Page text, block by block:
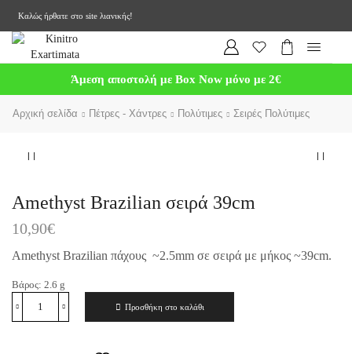
Καλώς ήρθατε στο site λιανικής!
Άμεση αποστολή με Box Now μόνο με 2€
Αρχική σελίδα Πέτρες - Χάντρες Πολύτιμες Σειρές Πολύτιμες
Amethyst Brazilian σειρά 39cm
10,90€
Amethyst Brazilian πάχους ~2.5mm σε σειρά με μήκος ~39cm.
Βάρος: 2.6 g
Προσθήκη στο καλάθι